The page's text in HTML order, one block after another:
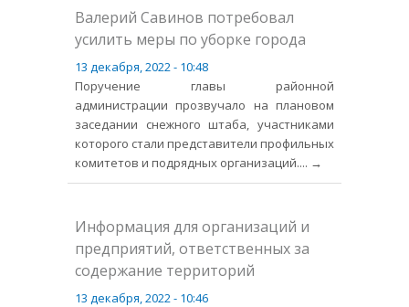
Валерий Савинов потребовал
усилить меры по уборке города
13 декабря, 2022 - 10:48
Поручение главы районной
администрации прозвучало на плановом
заседании снежного штаба, участниками
которого стали представители профильных
комитетов и подрядных организаций.... →
Информация для организаций и
предприятий, ответственных за
содержание территорий
13 декабря, 2022 - 10:46